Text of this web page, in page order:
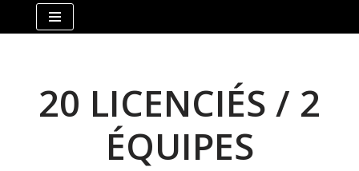
20 LICENCIÉS / 2
ÉQUIPES